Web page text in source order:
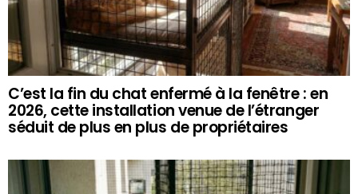
C’est la fin du chat enfermé à la fenêtre : en
2026, cette installation venue de l’étranger
séduit de plus en plus de propriétaires